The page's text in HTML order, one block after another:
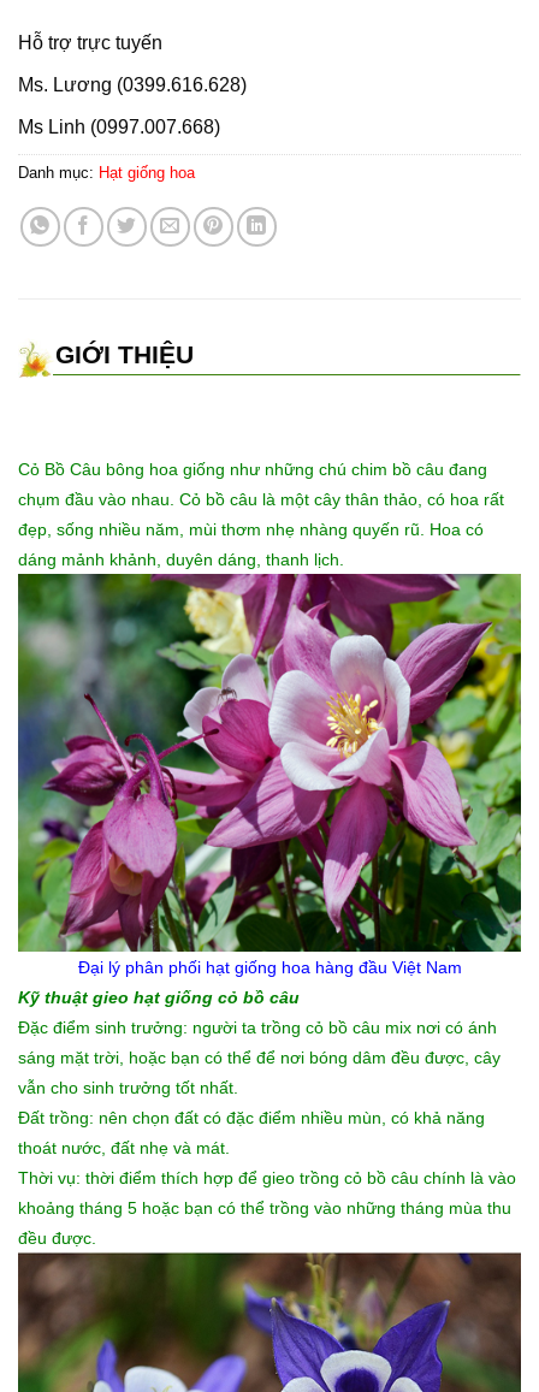
Hỗ trợ trực tuyến
Ms. Lương (0399.616.628)
Ms Linh (0997.007.668)
Danh mục: Hạt giống hoa
GIỚI THIỆU
Cỏ Bồ Câu bông hoa giống như những chú chim bồ câu đang
chụm đầu vào nhau. Cỏ bồ câu là một cây thân thảo, có hoa rất
đẹp, sống nhiều năm, mùi thơm nhẹ nhàng quyến rũ. Hoa có
dáng mảnh khảnh, duyên dáng, thanh lịch.
Đại lý phân phối hạt giống hoa hàng đầu Việt Nam
Kỹ thuật gieo hạt giống cỏ bồ câu
Đặc điểm sinh trưởng: người ta trồng cỏ bồ câu mix nơi có ánh
sáng mặt trời, hoặc bạn có thể để nơi bóng dâm đều được, cây
vẫn cho sinh trưởng tốt nhất.
Đất trồng: nên chọn đất có đặc điểm nhiều mùn, có khả năng
thoát nước, đất nhẹ và mát.
Thời vụ: thời điểm thích hợp để gieo trồng cỏ bồ câu chính là vào
khoảng tháng 5 hoặc bạn có thể trồng vào những tháng mùa thu
đều được.